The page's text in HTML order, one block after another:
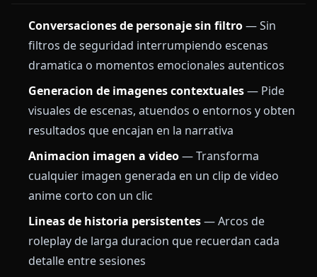
Conversaciones de personaje sin filtro— Sin
filtros de seguridad interrumpiendo escenas
dramatica o momentos emocionales autenticos
Generacion de imagenes contextuales— Pide
visuales de escenas, atuendos o entornos y obten
resultados que encajan en la narrativa
Animacion imagen a video— Transforma
cualquier imagen generada en un clip de video
anime corto con un clic
Lineas de historia persistentes— Arcos de
roleplay de larga duracion que recuerdan cada
detalle entre sesiones